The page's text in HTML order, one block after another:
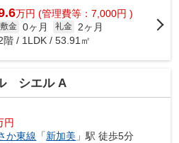
万円 (管理費等：7,000円 )
敷金 0ヶ月 礼金
2ヶ月
階 / 1LDK / 53.91㎡
シエル A
円
か東線 「新加美 」駅 徒歩5分